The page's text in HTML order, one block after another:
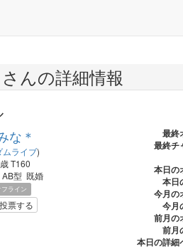
んの詳細情報
な＊
ムライブ)
T160
AB型 既婚
フライン
投票する
最終
最終チ
本日の
本日
今月の
今月
前月の
前月
本日の詳細